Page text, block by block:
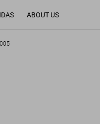
ABOUT US